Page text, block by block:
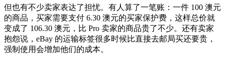
但也有不少卖家表达了担忧。有人算了一笔账：一件 100 澳元
的商品，买家需要支付 6.30 澳元的买家保护费，这样总价就
变成了 106.30 澳元，比 Pro 卖家的商品贵了不少。还有卖家
抱怨说，eBay 的运输标签很多时候比直接去邮局买还要贵，
强制使用会增加他们的成本。